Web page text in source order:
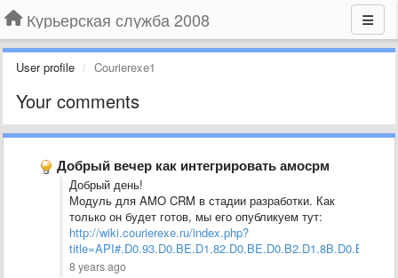
Курьерская служба 2008
User profile Courierexe1
Your comments
Добрый вечер как интегрировать амосрм
Добрый день!
Модуль для AMO CRM в стадии разработки. Как
только он будет готов, мы его опубликуем тут:
http://wiki.courierexe.ru/index.php?
8 years ago